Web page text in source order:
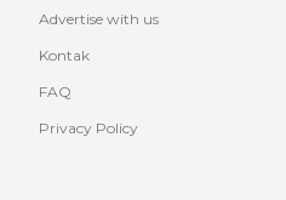
Advertise with us
Kontak
FAQ
Privacy Policy